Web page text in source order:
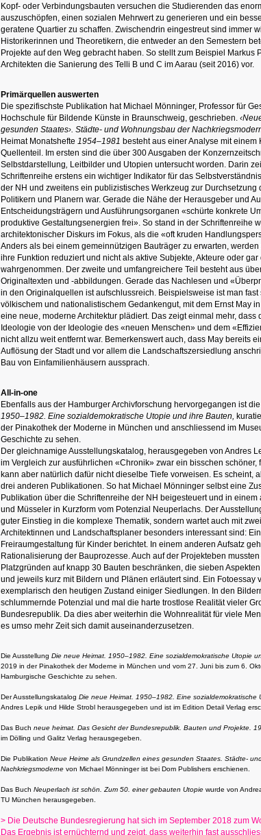
Kopf- oder Verbindungsbauten versuchen die Studierenden das
auszuschöpfen, einen sozialen Mehrwert zu generieren und ein
geratene Quartier zu schaffen. Zwischendrin eingestreut sind immer
Historikerinnen und Theoretikern, die entweder an den Semestern
Projekte auf den Weg gebracht haben. So stellt zum Beispiel Markus
Architekten die Sanierung des Telli B und C im Aarau (seit 2016) vor.
Primärquellen auswerten
Die spezifischste Publikation hat Michael Mönninger, Professor für
Hochschule für Bildende Künste in Braunschweig, geschrieben.
gesunden Staates›. Städte- und Wohnungsbau der
Heimat Monatshefte 1954–1981 besteht aus einer Analyse mit einem
Quellenteil. Im ersten sind die über 300 Ausgaben der
Selbstdarstellung, Leitbilder und Utopien untersucht worden. Darin
Schriftenreihe erstens ein wichtiger Indikator für das
der NH und zweitens ein publizistisches Werkzeug zur Durchsetzung
Politikern und Planern war. Gerade die Nähe der Herausgeber und
Entscheidungsträgern und Ausführungsorganen «schürte konkrete
produktive Gestaltungsenergien frei». So stand in der Schriftenreihe
architektonischer Diskurs im Fokus, als die «oft kruden
Anders als bei einem gemeinnützigen Bauträger zu erwarten,
ihre Funktion reduziert und nicht als aktive Subjekte, Akteure oder
wahrgenommen. Der zweite und umfangreichere Teil besteht aus
Originaltexten und -abbildungen. Gerade das Nachlesen und
in den Originalquellen ist aufschlussreich. Beispielsweise ist man fast
völkischem und nationalistischem Gedankengut, mit dem Ernst May
eine neue, moderne Architektur plädiert. Das zeigt einmal mehr, dass
Ideologie von der Ideologie des «neuen Menschen» und dem
nicht allzu weit entfernt war. Bemerkenswert auch, dass May bereits
Auflösung der Stadt und vor allem die Landschaftszersiedlung
Bau von Einfamilienhäusern aussprach.
All-in-one
Ebenfalls aus der Hamburger Archivforschung hervorgegangen ist
1950–1982. Eine sozialdemokratische Utopie und ihre Bauten,
der Pinakothek der Moderne in München und anschliessend im
Geschichte zu sehen.
Der gleichnamige Ausstellungskatalog, herausgegeben von Andres
im Vergleich zur ausführlichen «Chronik» zwar ein bisschen schöner,
kann aber natürlich dafür nicht dieselbe Tiefe vorweisen. Es scheint,
drei anderen Publikationen. So hat Michael Mönninger selbst eine
Publikation über die Schriftenreihe der NH beigesteuert und in
und Müsseler in Kurzform vom Potenzial Neuperlachs. Der
guter Einstieg in die komplexe Thematik, sondern wartet auch mit
Architektinnen und Landschaftsplaner besonders interessant sind:
Freiraumgestaltung für Kinder berichtet. In einem anderen Aufsatz
Rationalisierung der Bauprozesse. Auch auf der Projekteben
Platzgründen auf knapp 30 Bauten beschränken, die sieben
und jeweils kurz mit Bildern und Plänen erläutert sind. Ein Fotoessay
exemplarisch den heutigen Zustand einiger Siedlungen. In den
schlummernde Potenzial und mal die harte trostlose Realität vieler
Bundesrepublik. Da dies aber weiterhin die Wohnrealität für viele
es umso mehr Zeit sich damit auseinanderzusetzen.
Die Ausstellung Die neue Heimat. 1950–1982. Eine sozialdemokratische Utopie
2019 in der Pinakothek der Moderne in München und vom 27. Juni bis zum 6.
Hamburgische Geschichte zu sehen.
Der Ausstellungskatalog Die neue Heimat. 1950–1982. Eine sozialdemokratische
Andres Lepik und Hilde Strobl herausgegeben und ist im Edition Detail Verlag
Das Buch neue heimat. Das Gesicht der Bundesrepublik. Bauten und Projekte.
im Dölling und Galitz Verlag herausgegeben.
Die Publikation Neue Heime als Grundzellen eines gesunden Staates. Städte-
Nachkriegsmoderne von Michael Mönninger ist bei Dom Publishers erschienen.
Das Buch Neuperlach ist schön. Zum 50. einer gebauten Utopie wurde von
TU München herausgegeben.
> Die Deutsche Bundesregierung hat sich im September 2018 zum
Das Ergebnis ist ernüchternd und zeigt, dass weiterhin fast